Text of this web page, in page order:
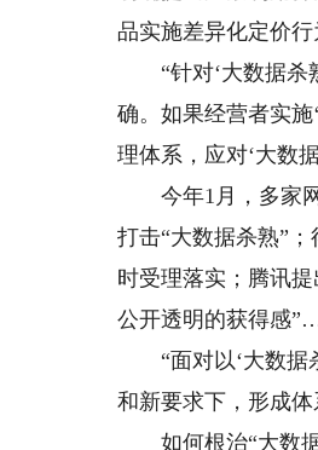
品实施差异化定价行
“针对‘大数据杀熟
确。如果经营者实
理体系，应对‘大数
今年1月，多家网
打击“大数据杀熟”
时受理落实；腾讯
公开透明的获得感
“面对以‘大数据杀
和新要求下，形成
如何根治“大数据